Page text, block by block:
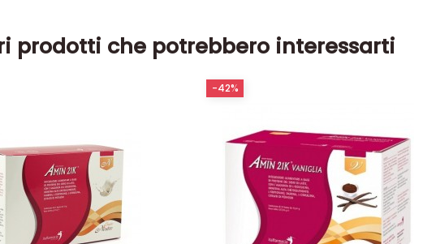
prodotti che potrebbero interessarti
-42%